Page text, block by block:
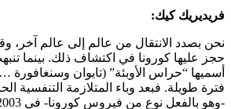
فريديريك كيك:
نحن بصدد الانتقال من عالم إلى عالم آخر،
حجز عليها كورونا في اكتشاف ذلك. بينما
أسميها “حراس الأوبئة” (تايوان وسنغافورة
فترة طويلة. فبعد وباء المتلازمة التنفسية